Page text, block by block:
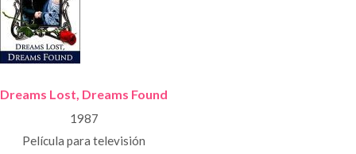
Dreams Lost, Dreams Found
1987
Película para televisión